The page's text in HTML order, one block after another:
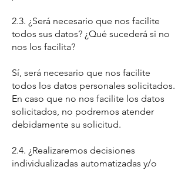
2.3. ¿Será necesario que nos facilite
todos sus datos? ¿Qué sucederá si no
nos los facilita?
Sí, será necesario que nos facilite
todos los datos personales solicitados.
En caso que no nos facilite los datos
solicitados, no podremos atender
debidamente su solicitud.
2.4. ¿Realizaremos decisiones
individualizadas automatizadas y/o